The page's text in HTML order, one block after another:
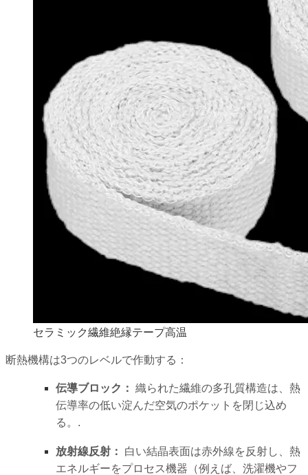
セラミック繊維絶縁テープ高温
断熱機構は3つのレベルで作動する：
伝導ブロック： 織られた繊維の多孔質構造は、熱
伝導率の低い淀んだ空気のポケットを閉じ込め
る。.
放射線反射：
白い結晶表面は赤外線を反射し、熱
エネルギーをプロセス機器（例えば、洗濯機やフ